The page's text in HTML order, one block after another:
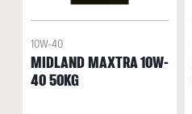
10W-40
MIDLAND MAXTRA 10W-
40 50KG